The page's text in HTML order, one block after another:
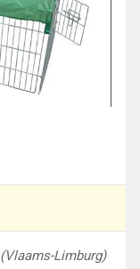
(Vlaams-Limburg)